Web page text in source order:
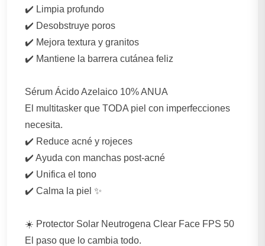
✔️ Limpia profundo
✔️ Desobstruye poros
✔️ Mejora textura y granitos
✔️ Mantiene la barrera cutánea feliz
Sérum Ácido Azelaico 10% ANUA
El multitasker que TODA piel con imperfecciones
necesita.
✔️ Reduce acné y rojeces
✔️ Ayuda con manchas post-acné
✔️ Unifica el tono
✔️ Calma la piel ✨
☀️ Protector Solar Neutrogena Clear Face FPS 50
El paso que lo cambia todo.